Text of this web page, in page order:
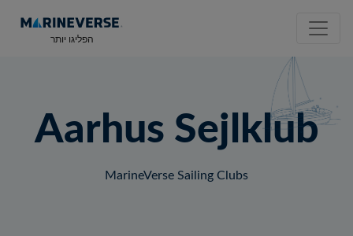
הפליגו יותר
Aarhus Sejlklub
MarineVerse Sailing Clubs